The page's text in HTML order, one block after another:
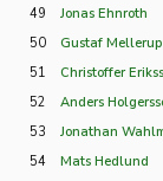
49
Jonas Ehnroth
50
Gustaf Mellerup
51
Christoffer
52
Anders
53
Jonathan
54
Mats Hedlund